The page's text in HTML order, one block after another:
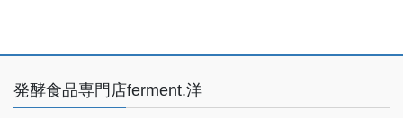
発酵食品専門店ferment.洋